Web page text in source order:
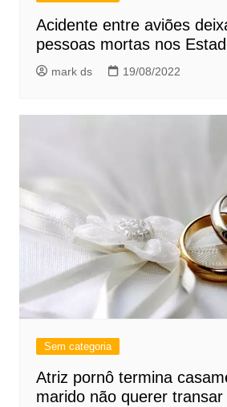
Acidente entre aviões
pessoas mortas nos
mark ds 19/08/2022
Sem categoria
Atriz pornô termina
marido não querer transar